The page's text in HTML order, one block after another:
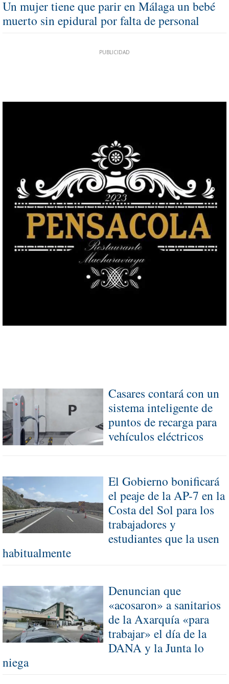
Un mujer tiene que parir en Málaga un bebé
muerto sin epidural por falta de personal
Casares contará con un
sistema inteligente de
puntos de recarga para
vehículos eléctricos
El Gobierno bonificará
el peaje de la AP-7 en la
Costa del Sol para los
trabajadores y
estudiantes que la usen
habitualmente
Denuncian que
«acosaron» a sanitarios
de la Axarquía «para
trabajar» el día de la
DANA y la Junta lo
niega